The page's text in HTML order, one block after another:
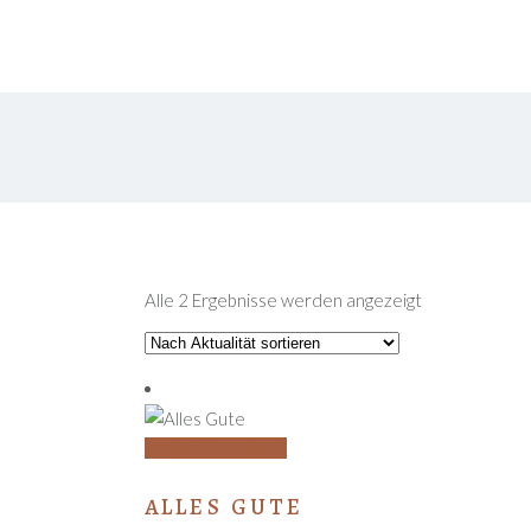
Alle 2 Ergebnisse werden angezeigt
ALLES GUTE